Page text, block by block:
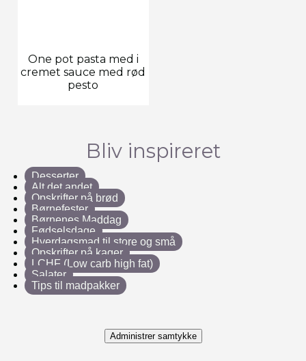
One pot pasta med i
cremet sauce med rød
pesto
Bliv inspireret
Desserter
Alt det andet
Opskrifter på brød
Børnefester
Børnenes Maddag
Fødselsdage
Hverdagsmad til store og små
Opskrifter på kager
LCHF (Low carb high fat)
Salater
Tips til madpakker
Administrer samtykke